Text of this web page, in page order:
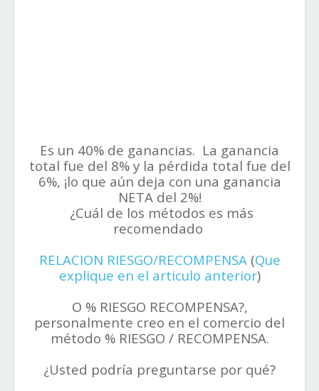
Es un 40% de ganancias. La ganancia
total fue del 8% y la pérdida total fue del
6%, ¡lo que aún deja con una ganancia
NETA del 2%!
¿Cuál de los métodos es más
recomendado
RELACION RIESGO/RECOMPENSA(Que
explique en el articulo anterior)
O % RIESGO RECOMPENSA?,
personalmente creo en el comercio del
método % RIESGO / RECOMPENSA.
¿Usted podría preguntarse por qué?